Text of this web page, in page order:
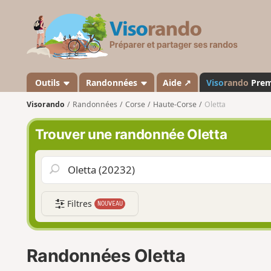
s
a
n
o
Outils Randonnées Aide ↗ Visorando
Visorando Randonnées Corse Haute-Corse Oletta
Trouver une randonnée Oletta
Filtres NOUVEAU
Randonnées Oletta